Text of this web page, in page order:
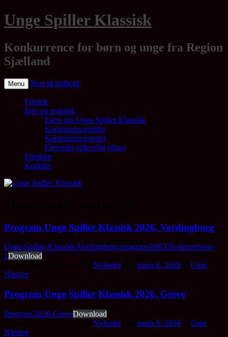
Unge Spiller Klassisk
Konkurrence for børn og unge fra Region
Sjælland
Menu Hop til indhold
Forside
Info og praktisk
Facts om Unge Spiller Klassisk
Konkurrenceregler
Konkurrencesteder
Elevenes oplevelse (dias)
Filmklip
Kontakt
Program Unge Spiller Klassisk 2026, Vordingborg
Unge-Spiller-Klassisk-Vordingborg-program-080326-slutverison-
1Download
Nyhederden marts 6, 2026
Gine
Nieslen
Program Unge Spiller Klassisk 2026, Greve
Program-2026-GreveDownload
Nyhederden marts 6, 2026
Gine
Nieslen